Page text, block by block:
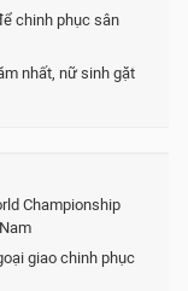
chinh phục sân
nhất, nữ sinh gặt
Championship
giao chinh phục